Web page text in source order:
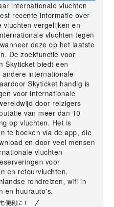
internationale vluchten
recente informatie over
vergelijken en
vluchten tegen
deze op het laatste
De zoekfunctie voor
Skyticket biedt een
internationale
Skyticket handig is
voor internationale
door reizigers
van meer dan 10
op vluchten. Het is
te boeken via de app, die
en door veel mensen
vluchten
voor
en retourvluchten,
rondreizen, wifi in
en huurauto's.